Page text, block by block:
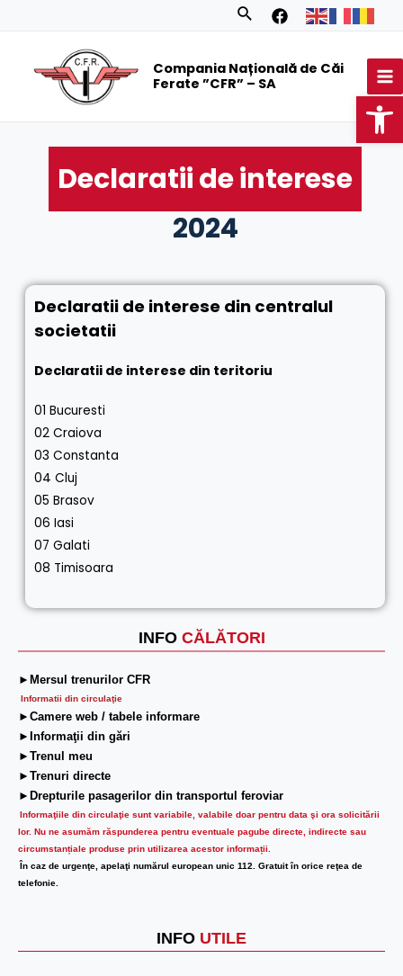
Search
Compania Națională de Căi
Ferate ”CFR” – SA
INFO CĂLĂTORI
►Mersul trenurilor CFR
Informatii din circulaţie
►Camere web / tabele informare
►Informaţii din gări
►Trenul meu
►Trenuri directe
►Drepturile pasagerilor din transportul feroviar
Informaţiile din circulaţie sunt variabile, valabile doar pentru data şi ora solicitării
lor. Nu ne asumăm răspunderea pentru eventuale pagube directe, indirecte sau
circumstanțiale produse prin utilizarea acestor informații.
În caz de urgenţe, apelaţi numărul european unic 112. Gratuit în orice reţea de
telefonie.
INFO UTILE
Declaratii de interese
2024
Declaratii de interese din centralul
societatii
Declaratii de interese din teritoriu
01 Bucuresti
02 Craiova
03 Constanta
04 Cluj
05 Brasov
06 Iasi
07 Galati
08 Timisoara